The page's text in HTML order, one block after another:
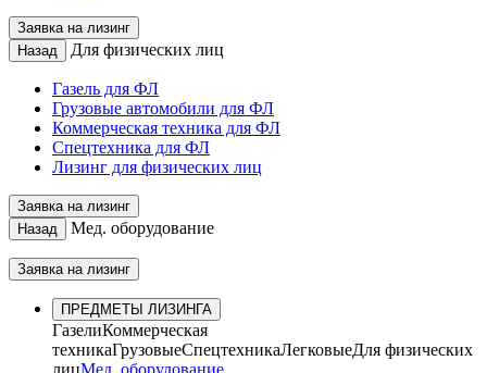
Заявка на лизинг
Назад
Для физических лиц
Газель для ФЛ
Грузовые автомобили для ФЛ
Коммерческая техника для ФЛ
Спецтехника для ФЛ
Лизинг для физических лиц
Заявка на лизинг
Назад
Мед. оборудование
Заявка на лизинг
ПРЕДМЕТЫ ЛИЗИНГА
ГазелиКоммерческая
техникаГрузовыеСпецтехникаЛегковыеДля физических